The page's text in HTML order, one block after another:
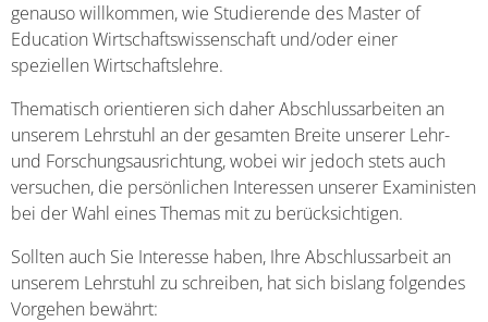
genauso willkommen, wie Studierende des Master of
Education Wirtschaftswissenschaft und/oder einer
speziellen Wirtschaftslehre.
Thematisch orientieren sich daher Abschlussarbeiten an
unserem Lehrstuhl an der gesamten Breite unserer Lehr-
und Forschungsausrichtung, wobei wir jedoch stets auch
versuchen, die persönlichen Interessen unserer Exaministen
bei der Wahl eines Themas mit zu berücksichtigen.
Sollten auch Sie Interesse haben, Ihre Abschlussarbeit an
unserem Lehrstuhl zu schreiben, hat sich bislang folgendes
Vorgehen bewährt: